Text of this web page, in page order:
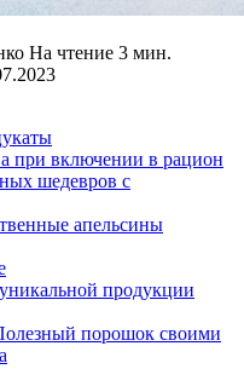
На чтение 3 мин.
при включении в рацион
шедевров с
апельсины
продукции
порошок своими